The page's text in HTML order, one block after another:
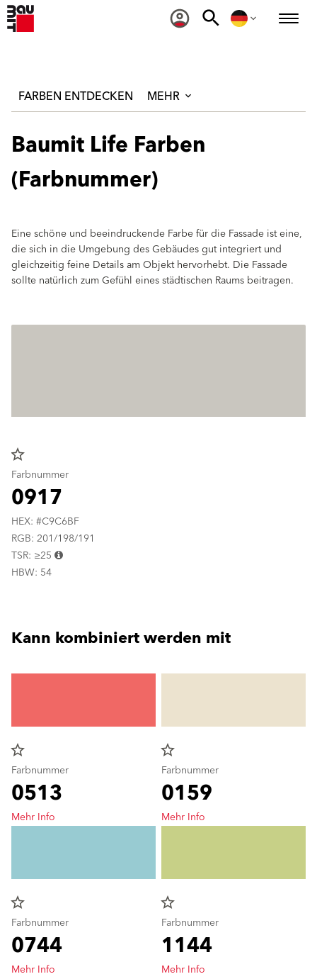
FARBEN ENTDECKEN MEHR
Baumit Life Farben
(Farbnummer)
Eine schöne und beeindruckende Farbe für die Fassade ist eine,
die sich in die Umgebung des Gebäudes gut integriert und
gleichzeitig feine Details am Objekt hervorhebt. Die Fassade
sollte natürlich zum Gefühl eines städtischen Raums beitragen.
star_border
Farbnummer
0917
HEX: #C9C6BF
RGB: 201/198/191
TSR: ≥25
HBW: 54
Kann kombiniert werden mit
star_border
Farbnummer
0513
Mehr Info
star_border
Farbnummer
0744
Mehr Info
star_border
Farbnummer
0159
Mehr Info
star_border
Farbnummer
1144
Mehr Info